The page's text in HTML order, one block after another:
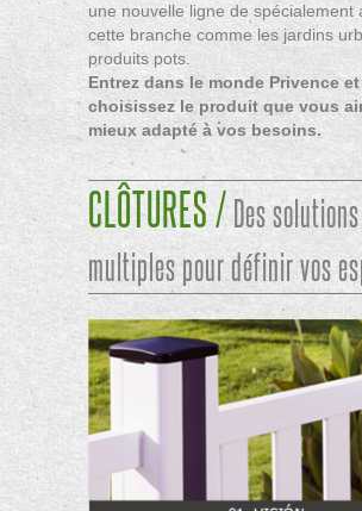
une nouvelle ligne de spécialement
cette branche comme les jardins
produits pots.
Entrez dans le monde Privence et
choisissez le produit que vous
mieux adapté à vos besoins.
CLÔTURES / Des solutions
multiples pour définir vos